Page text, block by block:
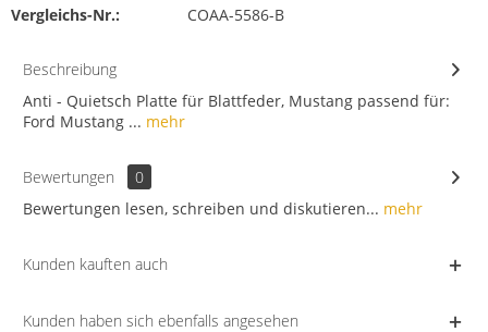
Vergleichs-Nr.:
COAA-5586-B
Beschreibung
Anti - Quietsch Platte für Blattfeder, Mustang passend für:
Ford Mustang ... mehr
Bewertungen
0
Bewertungen lesen, schreiben und diskutieren... mehr
Kunden kauften auch
Kunden haben sich ebenfalls angesehen